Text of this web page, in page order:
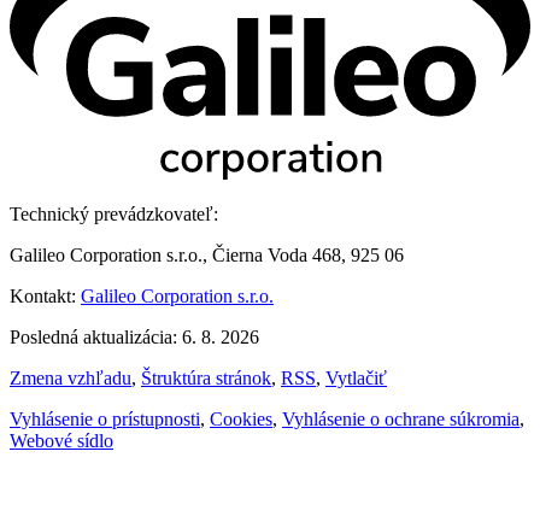
Technický prevádzkovateľ:
Galileo Corporation s.r.o., Čierna Voda 468, 925 06
Kontakt: Galileo Corporation s.r.o.
Posledná aktualizácia: 6. 8. 2026
Zmena vzhľadu, Štruktúra stránok, RSS, Vytlačiť
Vyhlásenie o prístupnosti, Cookies, Vyhlásenie o ochrane súkromia,
Webové sídlo